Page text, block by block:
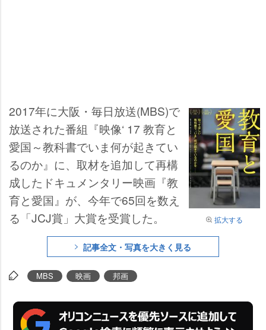
拡大する
2017年に大阪・毎日放送(MBS)で
放送された番組『映像‘ 17 教育と
愛国～教科書でいま何が起きてい
るのか』に、取材を追加して再構
成したドキュメンタリー映画『教
育と愛国』が、今年で65回を数え
る「JCJ賞」大賞を受賞した。
記事全文・写真を大きく見る
MBS 映画 邦画